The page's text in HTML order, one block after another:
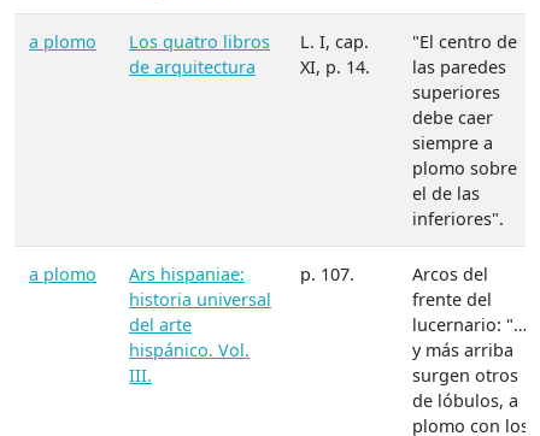
a plomo
Los quatro libros
de arquitectura
L. I, cap.
XI, p. 14.
"El centro de
las paredes
superiores
debe caer
siempre a
plomo sobre
el de las
inferiores".
a plomo
Ars hispaniae:
historia universal
del arte
hispánico. Vol.
III.
p. 107.
Arcos del
frente del
lucernario: "…
y más arriba
surgen otros
de lóbulos, a
plomo con los